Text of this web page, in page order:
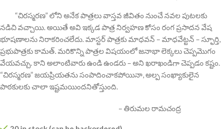
“చిరస్మరణ” లోని అనేక పాత్రలు వాస్తవ జీవితం నుంచే నవల పుటలకు
నడిచి వచ్చాయి. అయితే అవి ఇక్కడ పాత్ర నిర్వహణ కోసం రంగ ప్రసాదన వేష
భూషణాలను నిరాకరించలేదు. మాస్టర్ పాత్రకు మాధవన్ – మాధవేట్టన్ – స్ఫూర్తి,
ప్రభుపాత్రకు కామత్. మరికొన్ని పాత్రల విషయంలో జనాభా లెక్కలు చెప్పమొగం
వేయవచ్చు. కాని అలాంటివారు ఉండి ఉండరు – అని ఖరాఖండిగా చెప్పడం కష్టం.
“చిరస్మరణ” జయప్రియతను సంపాదించాకపోయినా, అల్ప సంఖ్యాకులైన
పాఠకులకు చాలా ఇష్టమయిందనితోస్తుంది.
– తిరుమల రామచంద్ర